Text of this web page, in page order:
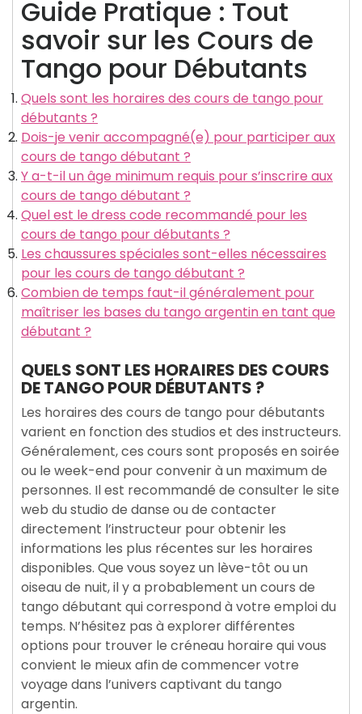
Guide Pratique : Tout
savoir sur les Cours de
Tango pour Débutants
Quels sont les horaires des cours de tango pour
débutants ?
Dois-je venir accompagné(e) pour participer aux
cours de tango débutant ?
Y a-t-il un âge minimum requis pour s’inscrire aux
cours de tango débutant ?
Quel est le dress code recommandé pour les
cours de tango pour débutants ?
Les chaussures spéciales sont-elles nécessaires
pour les cours de tango débutant ?
Combien de temps faut-il généralement pour
maîtriser les bases du tango argentin en tant que
débutant ?
QUELS SONT LES HORAIRES DES COURS
DE TANGO POUR DÉBUTANTS ?
Les horaires des cours de tango pour débutants
varient en fonction des studios et des instructeurs.
Généralement, ces cours sont proposés en soirée
ou le week-end pour convenir à un maximum de
personnes. Il est recommandé de consulter le site
web du studio de danse ou de contacter
directement l’instructeur pour obtenir les
informations les plus récentes sur les horaires
disponibles. Que vous soyez un lève-tôt ou un
oiseau de nuit, il y a probablement un cours de
tango débutant qui correspond à votre emploi du
temps. N’hésitez pas à explorer différentes
options pour trouver le créneau horaire qui vous
convient le mieux afin de commencer votre
voyage dans l’univers captivant du tango
argentin.